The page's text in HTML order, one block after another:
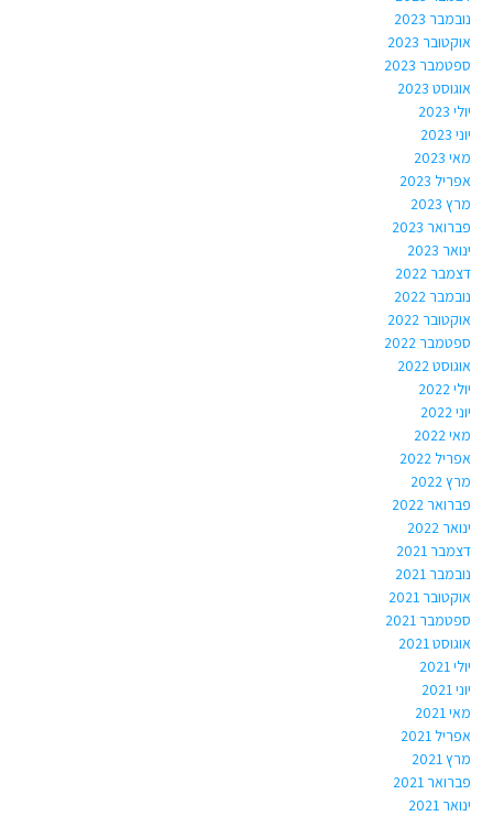
נובמבר 2023
אוקטובר 2023
ספטמבר 2023
אוגוסט 2023
יולי 2023
יוני 2023
מאי 2023
אפריל 2023
מרץ 2023
פברואר 2023
ינואר 2023
דצמבר 2022
נובמבר 2022
אוקטובר 2022
ספטמבר 2022
אוגוסט 2022
יולי 2022
יוני 2022
מאי 2022
אפריל 2022
מרץ 2022
פברואר 2022
ינואר 2022
דצמבר 2021
נובמבר 2021
אוקטובר 2021
ספטמבר 2021
אוגוסט 2021
יולי 2021
יוני 2021
מאי 2021
אפריל 2021
מרץ 2021
פברואר 2021
ינואר 2021